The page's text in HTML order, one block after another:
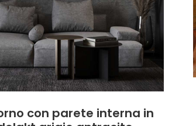
con parete interna in